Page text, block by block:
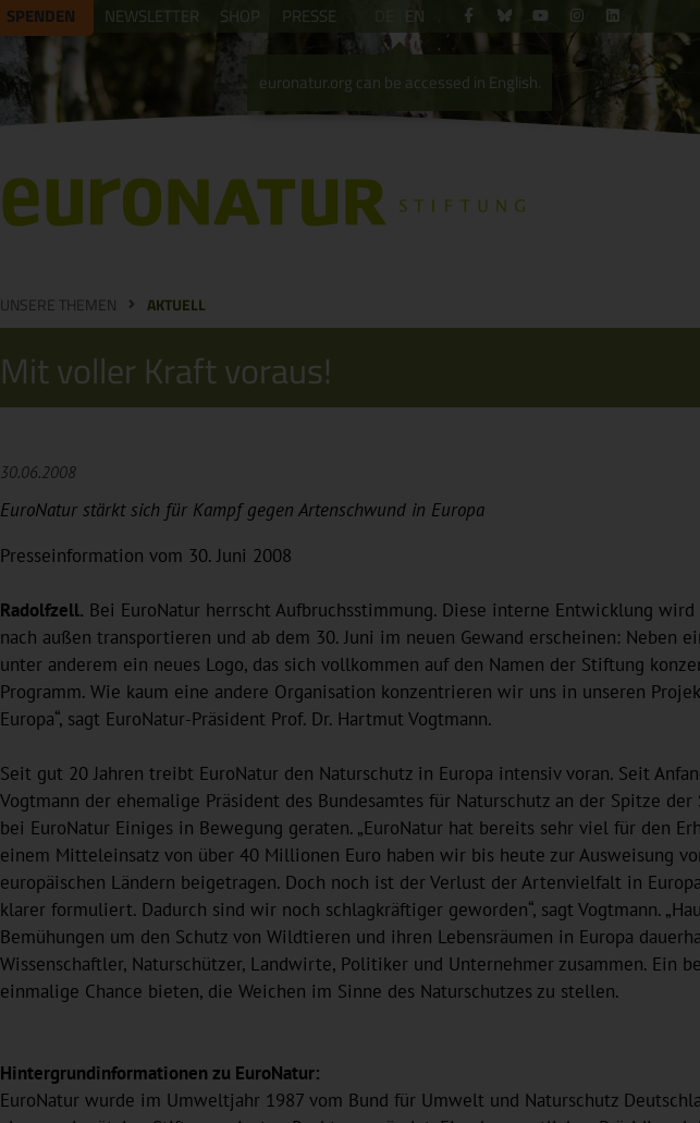
SPENDEN NEWSLETTER SHOP PRESSE
euronatur.org can be accessed in English.
EN
UNSERE THEMEN AKTUELL
Mit voller Kraft voraus!
30.06.2008
EuroNatur stärkt sich für Kampf gegen Artenschwund in Europa
Presseinformation vom 30. Juni 2008
Radolfzell. Bei EuroNatur herrscht Aufbruchsstimmung. Diese interne Entwicklung
nach außen transportieren und ab dem 30. Juni im neuen Gewand erscheinen: Neben
unter anderem ein neues Logo, das sich vollkommen auf den Namen der Stiftung
Programm. Wie kaum eine andere Organisation konzentrieren wir uns in unseren
Europa“, sagt EuroNatur-Präsident Prof. Dr. Hartmut Vogtmann.
Seit gut 20 Jahren treibt EuroNatur den Naturschutz in Europa intensiv voran. Seit
Vogtmann der ehemalige Präsident des Bundesamtes für Naturschutz an der Spitze
bei EuroNatur Einiges in Bewegung geraten. „EuroNatur hat bereits sehr viel für den
einem Mitteleinsatz von über 40 Millionen Euro haben wir bis heute zur Ausweisung
europäischen Ländern beigetragen. Doch noch ist der Verlust der Artenvielfalt in
klarer formuliert. Dadurch sind wir noch schlagkräftiger geworden“, sagt Vogtmann.
Bemühungen um den Schutz von Wildtieren und ihren Lebensräumen in Europa
Wissenschaftler, Naturschützer, Landwirte, Politiker und Unternehmer zusammen.
einmalige Chance bieten, die Weichen im Sinne des Naturschutzes zu stellen.
Hintergrundinformationen zu EuroNatur:
EuroNatur wurde im Umweltjahr 1987 vom Bund für Umwelt und Naturschutz